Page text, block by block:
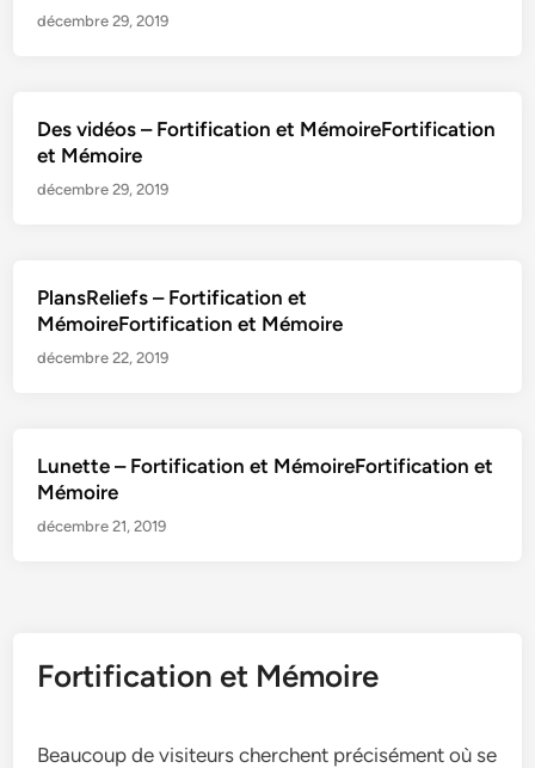
décembre 29, 2019
Des vidéos – Fortification et MémoireFortification
et Mémoire
décembre 29, 2019
PlansReliefs – Fortification et
MémoireFortification et Mémoire
décembre 22, 2019
Lunette – Fortification et MémoireFortification et
Mémoire
décembre 21, 2019
Fortification et Mémoire
Beaucoup de visiteurs cherchent précisément où se